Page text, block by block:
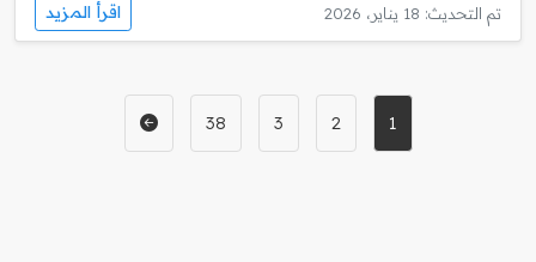
تم التحديث: 18 يناير، 2026 اقرأ المزيد
1
2
3
38